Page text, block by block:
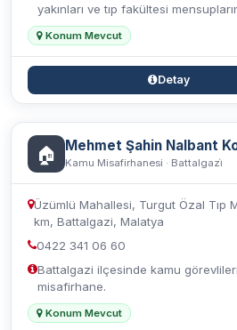
yakınları ve tıp fakültesi
Konum Mevcut
Detay
🏠 Mehmet Şahin Nalbant
Kamu Misafirhanesi · Battalgazi̇
Üzümlü Mahallesi, Turgut Özal Tıp
km, Battalgazi, Malatya
0422 341 06 60
Battalgazi ilçesinde kamu
misafirhane.
Konum Mevcut